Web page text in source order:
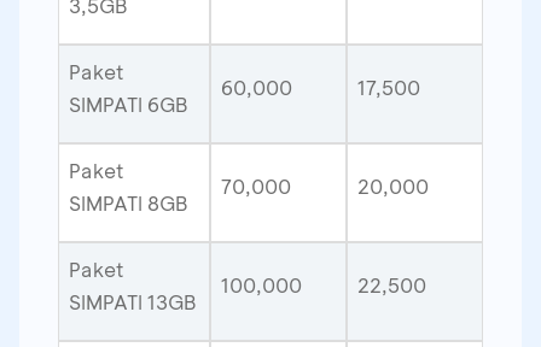
3,5GB
Paket
SIMPATI 6GB
60,000 17,500
Paket
SIMPATI 8GB
70,000 20,000
Paket
SIMPATI 13GB
100,000 22,500